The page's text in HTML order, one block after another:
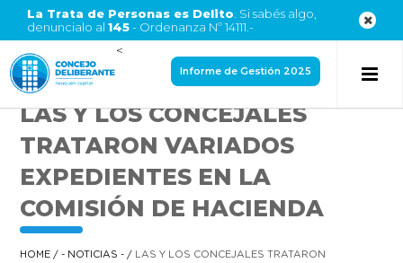
La Trata de Personas es Delito . Si sabés algo,
denuncialo al 145- Ordenanza Nº 14111.-
<
Informe de Gestión 2025
LAS Y LOS CONCEJALES
TRATARON VARIADOS
EXPEDIENTES EN LA
COMISIÓN DE HACIENDA
HOME /- NOTICIAS - /
LAS Y LOS CONCEJALES TRATARON